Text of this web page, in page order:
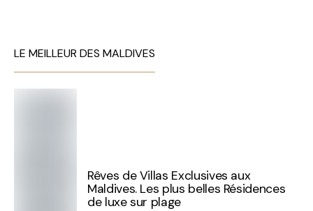
LE MEILLEUR DES MALDIVES
Rêves de Villas Exclusives aux
Maldives. Les plus belles Résidences
de luxe sur plage